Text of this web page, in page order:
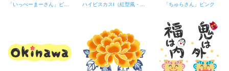
「ちゅらさん」ピンク